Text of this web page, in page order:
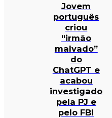
Jovem
português
criou
“irmão
malvado”
do
ChatGPT e
acabou
investigado
pela PJ e
pelo FBI